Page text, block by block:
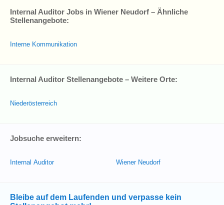
Internal Auditor Jobs in Wiener Neudorf – Ähnliche
Stellenangebote:
Interne Kommunikation
Internal Auditor Stellenangebote – Weitere Orte:
Niederösterreich
Jobsuche erweitern:
Internal Auditor Wiener Neudorf
Bleibe auf dem Laufenden und verpasse kein